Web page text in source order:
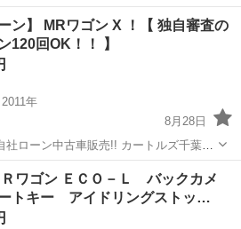
ゴン カートルズ
ン】 MRワゴン X ！【 独自審査の
120回OK！！ 】
2011年
8月28日
社ローン中古車販売!! カートルズ千葉店
ゴン
Ｒワゴン ＥＣＯ－Ｌ バックカメ
トキー アイドリングストッ…